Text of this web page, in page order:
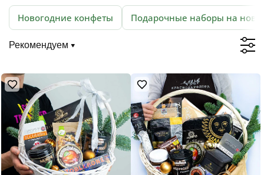
Новогодние конфеты Подарочные наборы на
Рекомендуем